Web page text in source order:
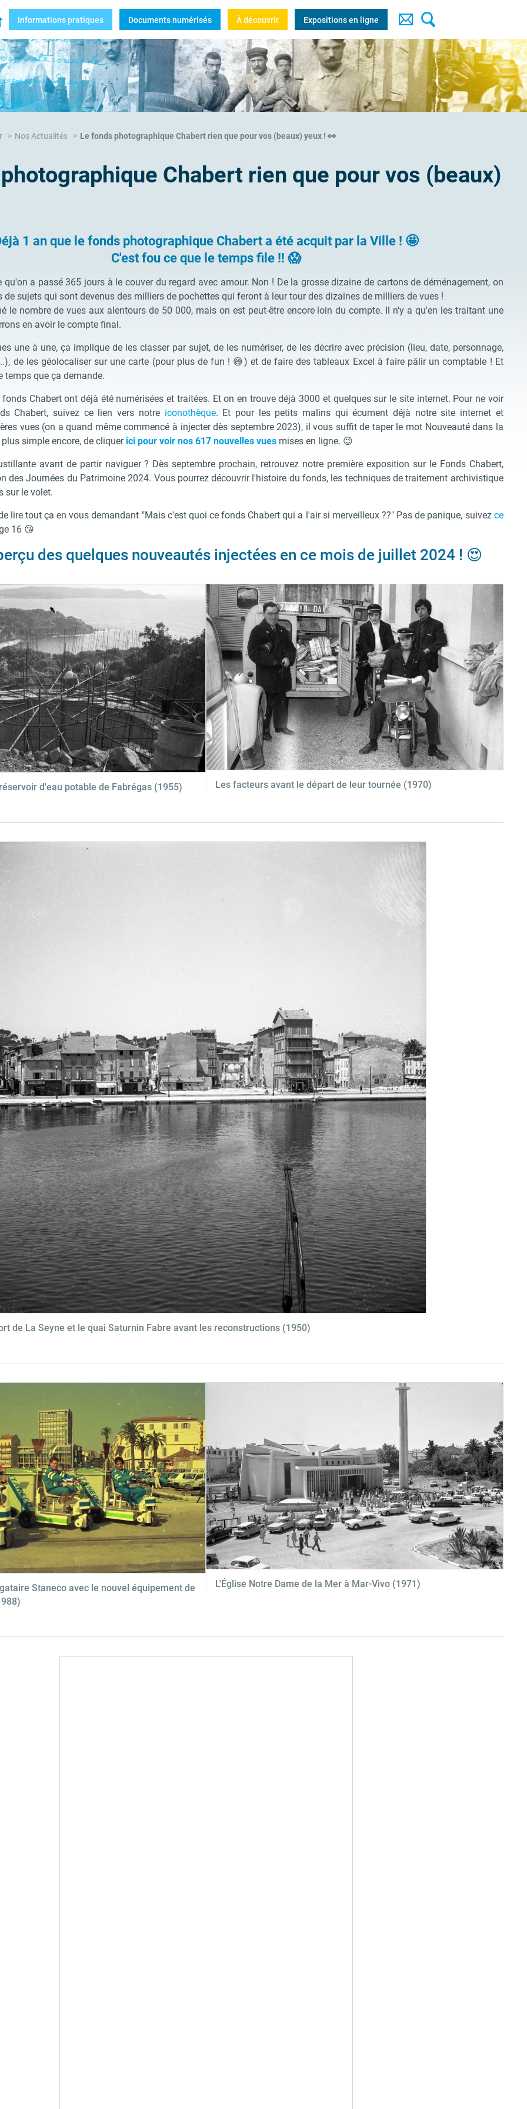
sur-Mer
municipales de la Seyne-sur-Mer
Informations pratiques Documents numérisés À découvrir Expositions en ligne
Nos Actualités Le fonds photographique Chabert rien que pour vos (beaux) yeux ! 👀
Chabert rien que pour vos (beaux)
1 an que le fonds photographique Chabert a été acquit par la Ville ! 🤩
C'est fou ce que le temps file !! 😱
a passé 365 jours à le couver du regard avec amour. Non ! De la grosse dizaine de cartons de déménagement, on
de sujets qui sont devenus des milliers de pochettes qui feront à leur tour des dizaines de milliers de vues !
le nombre de vues aux alentours de 50 000, mais on est peut-être encore loin du compte. Il n'y a qu'en les traitant une
en avoir le compte final.
une à une, ça implique de les classer par sujet, de les numériser, de les décrire avec précision (lieu, date, personnage,
de les géolocaliser sur une carte (pour plus de fun ! 😅) et de faire des tableaux Excel à faire pâlir un comptable ! Et
temps que ça demande.
Chabert ont déjà été numérisées et traitées. Et on en trouve déjà 3000 et quelques sur le site internet. Pour ne voir
Chabert, suivez ce lien vers notre iconothèque. Et pour les petits malins qui écument déjà notre site internet et
vues (on a quand même commencé à injecter dès septembre 2023), il vous suffit de taper le mot Nouveauté dans la
simple encore, de cliquer ici pour voir nos 617 nouvelles vues mises en ligne. 😉
avant de partir naviguer ? Dès septembre prochain, retrouvez notre première exposition sur le Fonds Chabert,
des Journées du Patrimoine 2024. Vous pourrez découvrir l'histoire du fonds, les techniques de traitement archivistique
sur le volet.
lire tout ça en vous demandant "Mais c'est quoi ce fonds Chabert qui a l'air si merveilleux ??" Pas de panique, suivez ce
16 😘
des quelques nouveautés injectées en ce mois de juillet 2024 ! 😍
d'eau potable de Fabrégas (1955) Les facteurs avant le départ de leur tournée (1970)
de La Seyne et le quai Saturnin Fabre avant les reconstructions (1950)
Staneco avec le nouvel équipement de
L'Église Notre Dame de la Mer à Mar-Vivo (1971)